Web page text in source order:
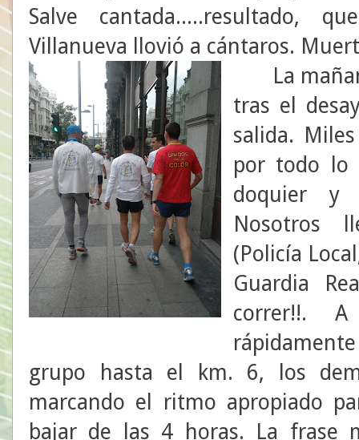
Salve cantada.....resultado,
Villanueva llovió a cántaros.
La
tras el
salida.
por todo lo
doquier y
Nosotros
(Policía
Guardia
correr!!.
grupo hasta el km. 6, los
marcando el ritmo apropiado
bajar de las 4 horas. La frase